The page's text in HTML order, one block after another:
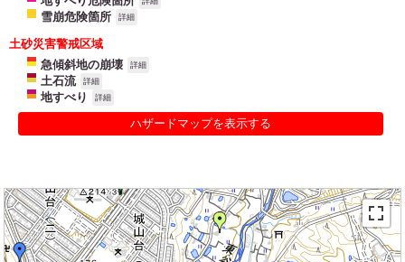
雪崩危険箇所 詳細
土砂災害警戒区域
急傾斜地の崩壊
詳細
土石流 詳細
地すべり 詳細
ハザードマップを表示する